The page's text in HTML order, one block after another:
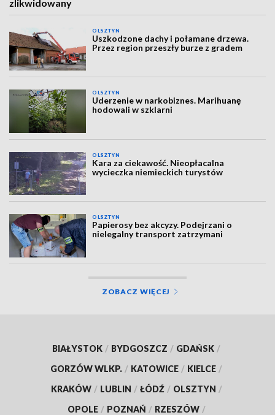
zlikwidowany
OLSZTYN
Uszkodzone dachy i połamane drzewa.
Przez region przeszły burze z gradem
OLSZTYN
Uderzenie w narkobiznes. Marihuanę
hodowali w szklarni
OLSZTYN
Kara za ciekawość. Nieopłacalna
wycieczka niemieckich turystów
OLSZTYN
Papierosy bez akcyzy. Podejrzani o
nielegalny transport zatrzymani
ZOBACZ WIĘCEJ
BIAŁYSTOK / BYDGOSZCZ / GDAŃSK /
GORZÓW WLKP. / KATOWICE / KIELCE /
KRAKÓW / LUBLIN / ŁÓDŹ / OLSZTYN /
OPOLE / POZNAŃ / RZESZÓW /